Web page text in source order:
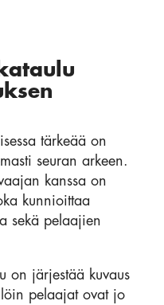
tärkeää on
seuran arkeen.
kanssa on
kunnioittaa
sekä pelaajien
on järjestää kuvaus
pelaajat ovat jo